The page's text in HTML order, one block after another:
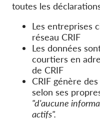
toutes les
Les entreprises
réseau CRIF
Les données
courtiers en
de CRIF
CRIF génère
selon ses
"d'aucune
actifs".